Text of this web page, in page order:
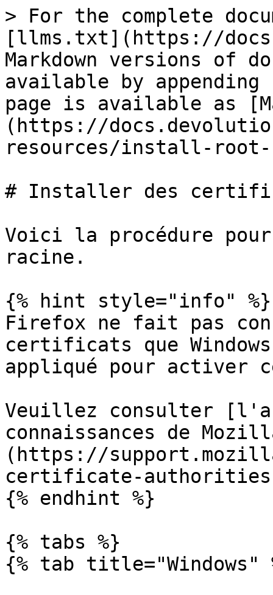
> For the complete
[llms.txt](https://
Markdown versions of
available by
page is available as
(https://
resources/install-
# Installer des
Voici la procédure
racine.
{% hint style="info" %}
Firefox ne fait pas
certificats que
appliqué pour activer
Veuillez consulter
connaissances de
(https://
certificate-
{% endhint %}
{% tabs %}
{% tab title="Windows"